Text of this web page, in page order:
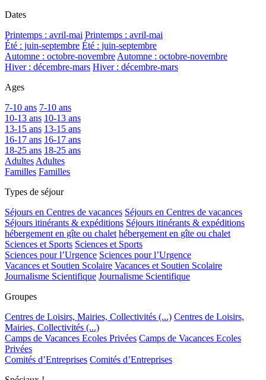
Dates
Printemps : avril-mai Printemps : avril-mai
Été : juin-septembre Été : juin-septembre
Automne : octobre-novembre Automne : octobre-novembre
Hiver : décembre-mars Hiver : décembre-mars
Ages
7-10 ans 7-10 ans
10-13 ans 10-13 ans
13-15 ans 13-15 ans
16-17 ans 16-17 ans
18-25 ans 18-25 ans
Adultes Adultes
Familles Familles
Types de séjour
Séjours en Centres de vacances Séjours en Centres de vacances
Séjours itinérants & expéditions Séjours itinérants & expéditions
hébergement en gîte ou chalet hébergement en gîte ou chalet
Sciences et Sports Sciences et Sports
Sciences pour l’Urgence Sciences pour l’Urgence
Vacances et Soutien Scolaire Vacances et Soutien Scolaire
Journalisme Scientifique Journalisme Scientifique
Groupes
Centres de Loisirs, Mairies, Collectivités (...) Centres de Loisirs,
Mairies, Collectivités (...)
Camps de Vacances Ecoles Privées Camps de Vacances Ecoles
Privées
Comités d’Entreprises Comités d’Entreprises